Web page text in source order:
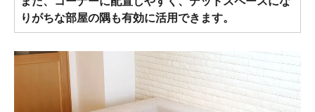
りがちな部屋の隅も有効に活用できます。